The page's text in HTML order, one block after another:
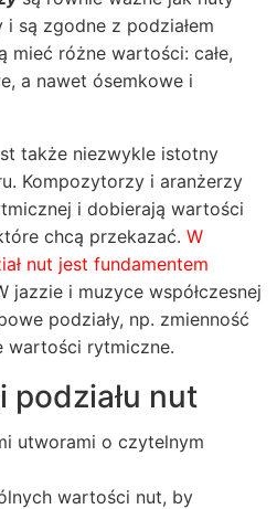
są zgodne z podziałem
mieć różne wartości: całe,
a nawet ósemkowe i
także niezwykle istotny
Kompozytorzy i aranżerzy
i dobierają wartości
chcą przekazać. W
nut jest fundamentem
jazzie i muzyce współczesnej
podziały, np. zmienność
wartości rytmiczne.
podziału nut
utworami o czytelnym
wartości nut, by